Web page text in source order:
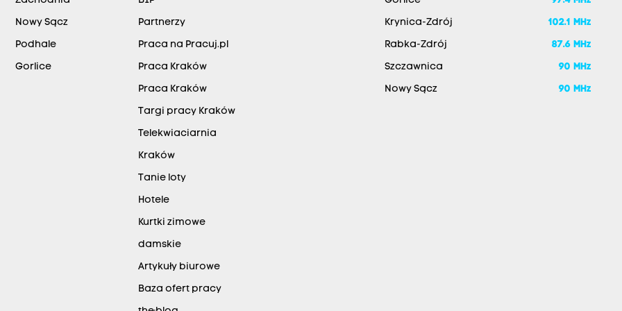
Nowy Sącz
Podhale
Gorlice
Partnerzy
Praca na Pracuj.pl
Praca Kraków
Praca Kraków
Targi pracy Kraków
Telekwiaciarnia
Kraków
Tanie loty
Hotele
Kurtki zimowe
damskie
Artykuły biurowe
Baza ofert pracy
Krynica-Zdrój 102.1 MHz
Rabka-Zdrój 87.6 MHz
Szczawnica 90 MHz
Nowy Sącz 90 MHz